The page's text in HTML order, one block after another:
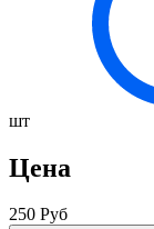
шт
Цена
250 Руб